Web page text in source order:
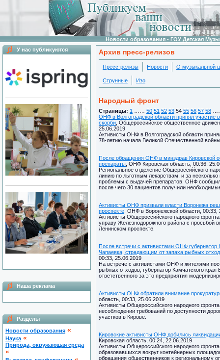
Новости образования - ГОУ Детская
У нас публикуются
Наша реклама
Разделы
Новости образования «
Наука «
Природа, окружающая среда
«
Архив пресс-релизов
Пресс-релизы Новости О музыкальной
Струнные Изо
Народный фронт
Страницы: 1 50 51 52 53 54 55 56 57 58
ОНФ в Волгоградской области принял участие
скорби , Общероссийское общественное
25.06.2019
Активисты ОНФ в Волгоградской области
78-летию начала Великой Отечественной войны
После обращения ОНФ в минздрав Кировской
препараты , ОНФ Кировская область, 00:36,
Региональное отделение Общероссийского
линию по льготным лекарствам, и за
проблемы с выдачей препаратов. ОНФ сообщил
после чего 30 пациентов получили
Активисты ОНФ призвали власти Воронежа
проспекте , ОНФ в Воронежской области, 00:33,
Активисты Общероссийского народного
управу Железнодорожного района с просьбой
Ленинском проспекте.
После встречи с активистами ОНФ
Чапаевка, страдающим от запаха рыбных
00:33, 25.06.2019
На встрече с активистами ОНФ и жителями
рыбных отходов, губернатор Камчатского
ответственного за это предприятия
Активисты ОНФ обратили внимание
область, 00:33, 25.06.2019
Активисты Общероссийского народного
несоблюдении требований по доступности
участков в Кирове.
Кировские активисты ОНФ добились
Кировская область, 00:24, 22.06.2019
Активисты Общероссийского народного
образовавшихся вокруг контейнерных
обращения общественников к региональному